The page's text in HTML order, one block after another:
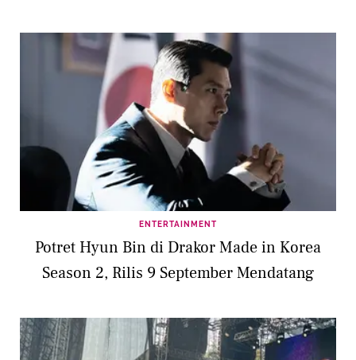
ENTERTAINMENT
Potret Hyun Bin di Drakor Made in Korea
Season 2, Rilis 9 September Mendatang